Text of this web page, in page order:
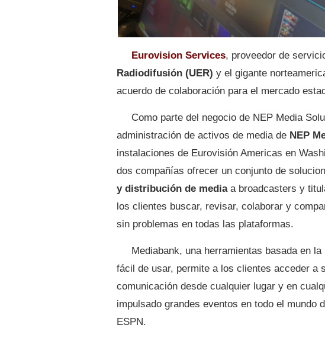
Eurovision Services, proveedor de
Radiodifusión (UER) y el gigante
acuerdo de colaboración para el mercado
Como parte del negocio de NEP Media
administración de activos de media de NEP
instalaciones de Eurovisión Americas en
dos compañías ofrecer un conjunto de
y distribución de mediaa broadcasters y
los clientes buscar, revisar, colaborar y
sin problemas en todas las plataformas.
Mediabank, una herramientas basada en
fácil de usar, permite a los clientes acceder a
comunicación desde cualquier lugar y en
impulsado grandes eventos en todo el mundo
ESPN.